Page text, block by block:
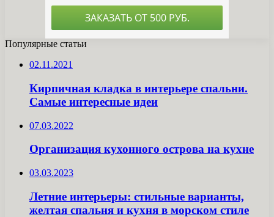
Популярные статьи
02.11.2021
Кирпичная кладка в интерьере спальни.
Самые интересные идеи
07.03.2022
Организация кухонного острова на кухне
03.03.2023
Летние интерьеры: стильные варианты,
желтая спальня и кухня в морском стиле